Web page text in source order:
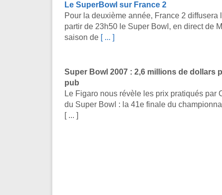
Le SuperBowl sur France 2
Pour la deuxième année, France 2 diffusera
partir de 23h50 le Super Bowl, en direct de
saison de [ ... ]
Super Bowl 2007 : 2,6 millions de dollars
pub
Le Figaro nous révèle les prix pratiqués par
du Super Bowl : la 41e finale du
[ ... ]